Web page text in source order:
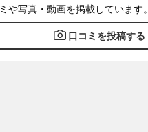
や写真・動画を掲載しています。
口コミを投稿する